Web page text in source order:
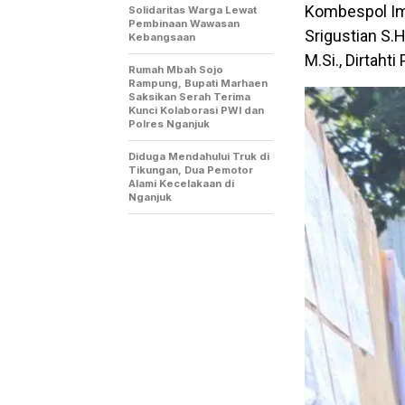
Kombespol
Srigustian
M.Si., Dirtahti
Solidaritas Warga Lewat
Pembinaan Wawasan
Kebangsaan
Rumah Mbah Sojo
Rampung, Bupati Marhaen
Saksikan Serah Terima
Kunci Kolaborasi PWI dan
Polres Nganjuk
Diduga Mendahului Truk di
Tikungan, Dua Pemotor
Alami Kecelakaan di
Nganjuk